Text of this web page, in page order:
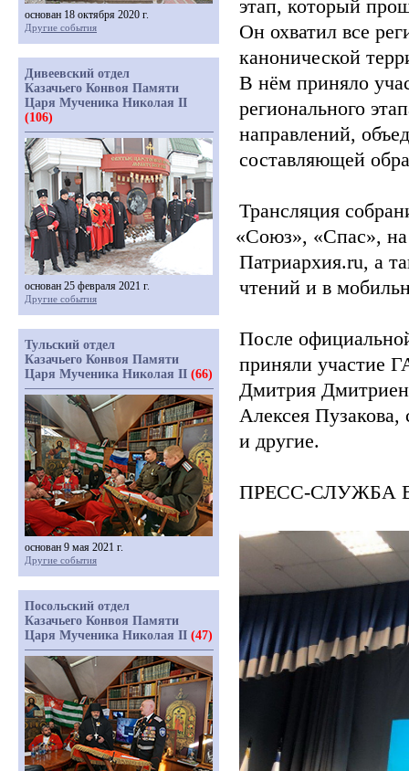
этап, который
Он охватил все
канонической
В нём приняло
регионального
направлений,
составляющей
Трансляция
«Союз», «Спас»,
Патриархия.ru, а
чтений и в
После
приняли участие
Дмитрия
Алексея Пузакова,
и другие.
ПРЕСС-СЛУЖБА
основан 18 октября 2020 г.
Другие события
Дивеевский отдел
Казачьего Конвоя Памяти
Царя Мученика Николая II
(106)
основан 25 февраля 2021 г.
Другие события
Тульский отдел
Казачьего Конвоя Памяти
Царя Мученика Николая II (66)
основан 9 мая 2021 г.
Другие события
Посольский отдел
Казачьего Конвоя Памяти
Царя Мученика Николая II (47)